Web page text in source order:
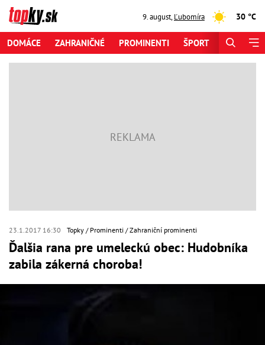
9. august,Ľubomíra 30 °C
DOMÁCE ZAHRANIČNÉ PROMINENTI ŠPORT
23.1.2017 16:30 Topky Prominenti Zahraniční prominenti
Ďalšia rana pre umeleckú obec: Hudobníka
zabila zákerná choroba!